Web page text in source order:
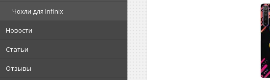
Чохли для Infinix
Новости
Статьи
Отзывы